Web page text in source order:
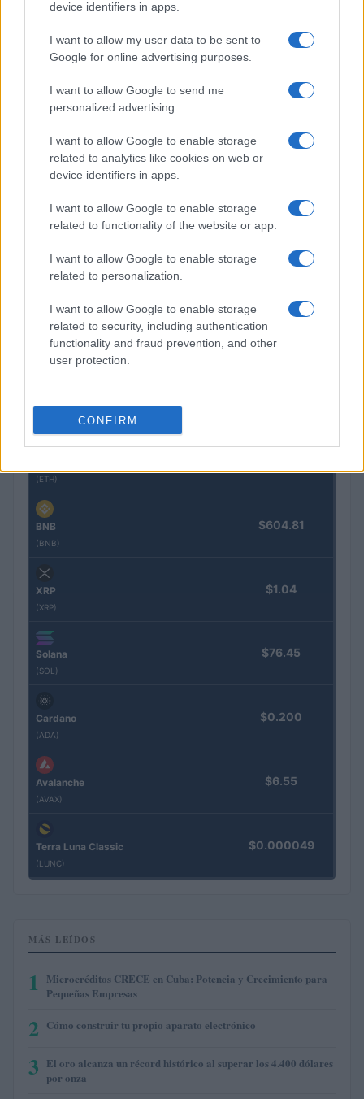
device identifiers in apps.
I want to allow my user data to be sent to
Google for online advertising purposes.
I want to allow Google to send me
personalized advertising.
I want to allow Google to enable storage
related to analytics like cookies on web or
device identifiers in apps.
I want to allow Google to enable storage
related to functionality of the website or app.
I want to allow Google to enable storage
related to personalization.
I want to allow Google to enable storage
related to security, including authentication
functionality and fraud prevention, and other
user protection.
CONFIRM
El petróleo Brent cae un 8.46% y arrastra a las materias
COTIZACIONES CRYPTO
Nombre Precio
(ETH)
BNB
(BNB)
$604.81
XRP
(XRP)
$1.04
Solana
(SOL)
$76.45
Cardano
(ADA)
$0.200
Avalanche
(AVAX)
$6.55
Terra Luna Classic
(LUNC)
$0.000049
MÁS LEÍDOS
1
Microcréditos CRECE en Cuba: Potencia y Crecimiento para
Pequeñas Empresas
2 Cómo construir tu propio aparato electrónico
3 El oro alcanza un récord histórico al superar los 4.400 dólares
por onza